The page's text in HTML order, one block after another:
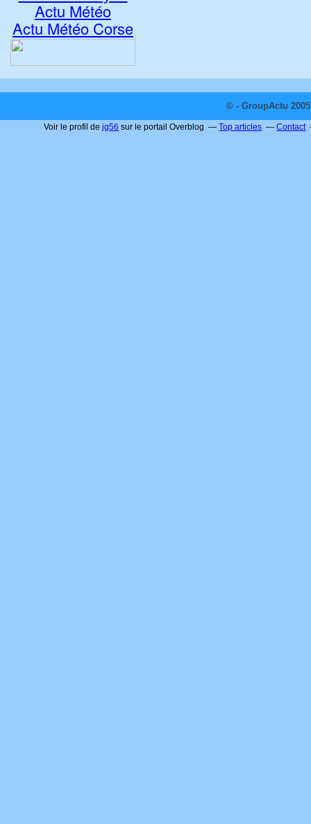
Actu Météo
Actu Météo Corse
© - GroupActu
Voir le profil dejg56 sur le portail Overblog Top articles Contact